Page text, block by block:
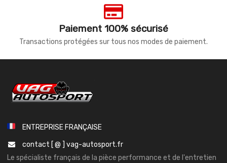
Paiement 100% sécurisé
Transactions protégées sur tous nos modes de paiement.
ENTREPRISE FRANÇAISE
contact [ @ ] vag-autosport.fr
Le spécialiste français de la pièce performance et de l'entretien